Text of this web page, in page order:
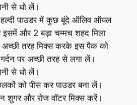
से धो लें।
पाउडर में कुछ बूंदे ऑलिव ऑयल
इसमें और 2 बड़ा चम्मच शहद मिला
तरह मिक्‍स करके इस पैक को
पर अच्‍छी तरह से लगा लें।
से धो लें।
को पीस कर पाउडर बना लें।
शुगर और रोज वॉटर मिक्‍स करें।